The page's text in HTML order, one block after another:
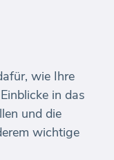
wie Ihre
in das
und die
wichtige